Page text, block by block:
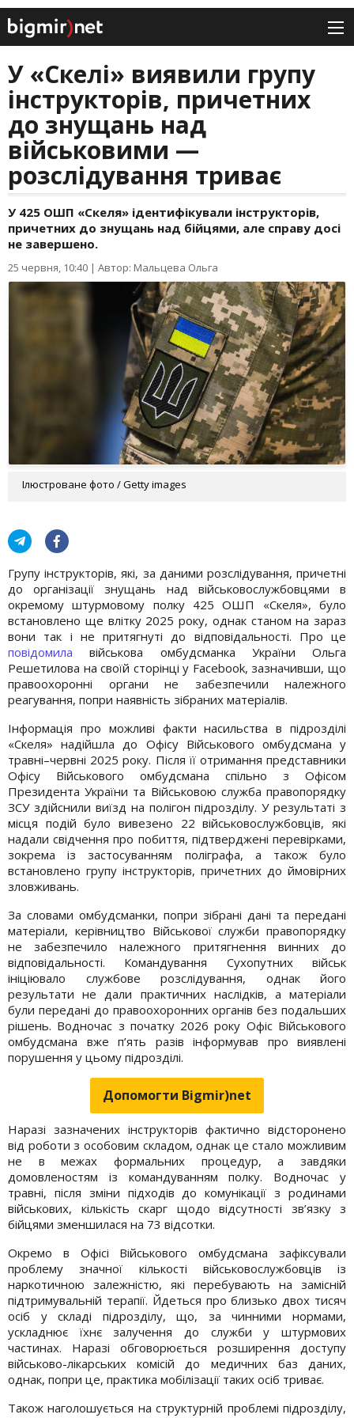
У «Скелі» виявили групу
інструкторів, причетних
до знущань над
військовими —
розслідування триває
У 425 ОШП «Скеля» ідентифікували інструкторів,
причетних до знущань над бійцями, але справу досі
не завершено.
25 червня, 10:40 | Автор: Мальцева Ольга
Ілюстроване фото / Getty images
Групу інструкторів, які, за даними розслідування, причетні
до організації знущань над військовослужбовцями в
окремому штурмовому полку 425 ОШП «Скеля», було
встановлено ще влітку 2025 року, однак станом на зараз
вони так і не притягнуті до відповідальності. Про це
повідомила військова омбудсманка України Ольга
Решетилова на своїй сторінці у Facebook, зазначивши, що
правоохоронні органи не забезпечили належного
реагування, попри наявність зібраних матеріалів.
Інформація про можливі факти насильства в підрозділі
«Скеля» надійшла до Офісу Військового омбудсмана у
травні–червні 2025 року. Після її отримання представники
Офісу Військового омбудсмана спільно з Офісом
Президента України та Військовою служба правопорядку
ЗСУ здійснили виїзд на полігон підрозділу. У результаті з
місця подій було вивезено 22 військовослужбовців, які
надали свідчення про побиття, підтверджені перевірками,
зокрема із застосуванням поліграфа, а також було
встановлено групу інструкторів, причетних до ймовірних
зловживань.
За словами омбудсманки, попри зібрані дані та передані
матеріали, керівництво Військової служби правопорядку
не забезпечило належного притягнення винних до
відповідальності. Командування Сухопутних військ
ініціювало службове розслідування, однак його
результати не дали практичних наслідків, а матеріали
були передані до правоохоронних органів без подальших
рішень. Водночас з початку 2026 року Офіс Військового
омбудсмана вже п’ять разів інформував про виявлені
порушення у цьому підрозділі.
Допомогти Bigmir)net
Наразі зазначених інструкторів фактично відсторонено
від роботи з особовим складом, однак це стало можливим
не в межах формальних процедур, а завдяки
домовленостям із командуванням полку. Водночас у
травні, після зміни підходів до комунікації з родинами
військових, кількість скарг щодо відсутності зв’язку з
бійцями зменшилася на 73 відсотки.
Окремо в Офісі Військового омбудсмана зафіксували
проблему значної кількості військовослужбовців із
наркотичною залежністю, які перебувають на замісній
підтримувальній терапії. Йдеться про близько двох тисяч
осіб у складі підрозділу, що, за чинними нормами,
ускладнює їхнє залучення до служби у штурмових
частинах. Наразі обговорюється розширення доступу
військово-лікарських комісій до медичних баз даних,
однак, попри це, практика мобілізації таких осіб триває.
Також наголошується на структурній проблемі підрозділу,